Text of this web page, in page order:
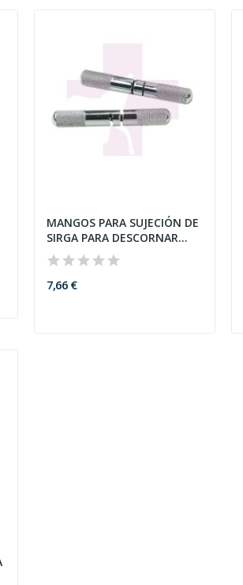
MANGOS PARA SUJECIÓN DE
SIRGA PARA DESCORNAR
(PAR)
7,66 €